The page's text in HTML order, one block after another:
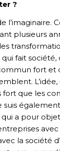
?
l’imaginaire.
plusieurs
fait société,
fort et
L’idée,
fort que les
suis
qui a pour
la société